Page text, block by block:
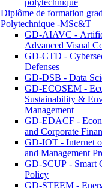
polytechnique
Diplôme de formation
Polytechnique -MSc&T
GD-AIAVC -
Advanced Visual
GD-CTD -
Defenses
GD-DSB - Data
GD-ECOSEM -
Sustainability &
Management
GD-EDACF -
and Corporate
GD-IOT - Internet
and Management
GD-SCUP - Smart
Policy
GD-STEEM -